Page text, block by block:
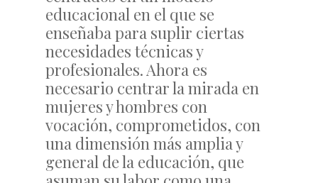
educacional en el que se
enseñaba para suplir ciertas
necesidades técnicas y
profesionales. Ahora es
necesario centrar la mirada en
mujeres y hombres con
vocación, comprometidos, con
una dimensión más amplia y
general de la educación, que